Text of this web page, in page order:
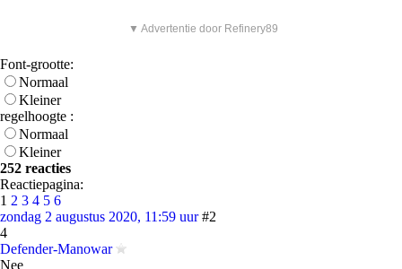
▼ Advertentie door Refinery89
Font-grootte:
Normaal
Kleiner
regelhoogte :
Normaal
Kleiner
252 reacties
Reactiepagina:
1 2 3 4 5 6
zondag 2 augustus 2020, 11:59 uur #2
4
Defender-Manowar
Nee